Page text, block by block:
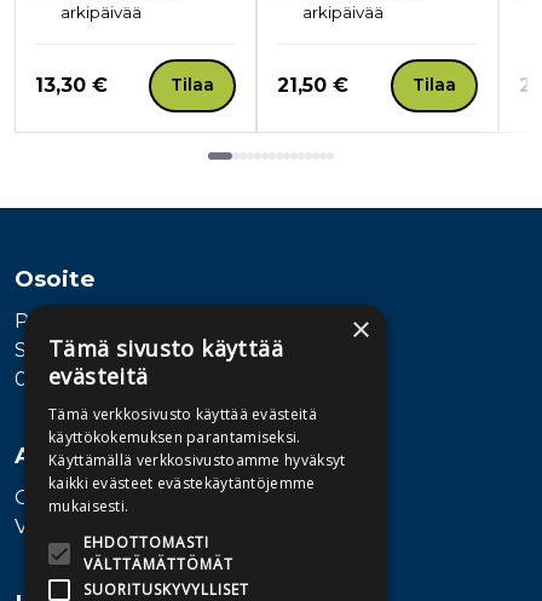
arkipäivää
Hinta nyt
13,30 € Tilaa
arkipäivää
Hinta nyt
21,50 € Tilaa
Osoite
Publiva Oy
Sörnäistenkatu 1
00580 Helsinki
Asiakaspalvelu
Ota yhteyttä
Vaihde: 010 345100
×
Tämä sivusto käyttää
evästeitä
Tämä verkkosivusto käyttää evästeitä
käyttökokemuksen parantamiseksi.
Käyttämällä verkkosivustoamme hyväksyt
kaikki evästeet evästekäytäntöjemme
mukaisesti.
EHDOTTOMASTI
VÄLTTÄMÄTTÖMÄT
SUORITUSKYVYLLISET